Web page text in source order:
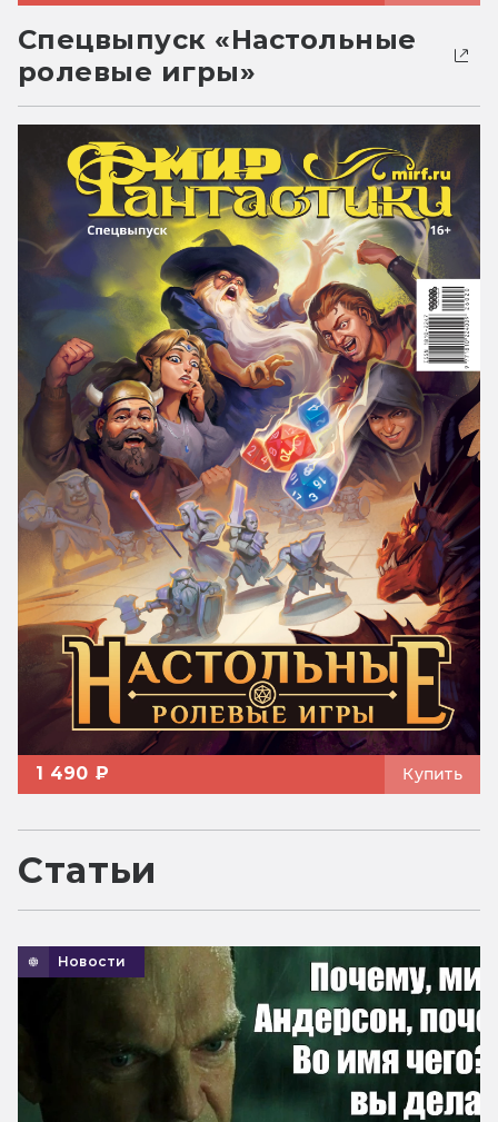
Спецвыпуск «Настольные
ролевые игры»
1 490 ₽ Купить
Статьи
Новости